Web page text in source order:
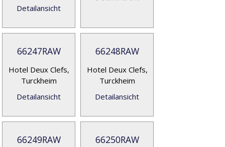
Detailansicht
66247RAW
Hotel Deux Clefs,
Turckheim
Detailansicht
66248RAW
Hotel Deux Clefs,
Turckheim
Detailansicht
66249RAW 66250RAW